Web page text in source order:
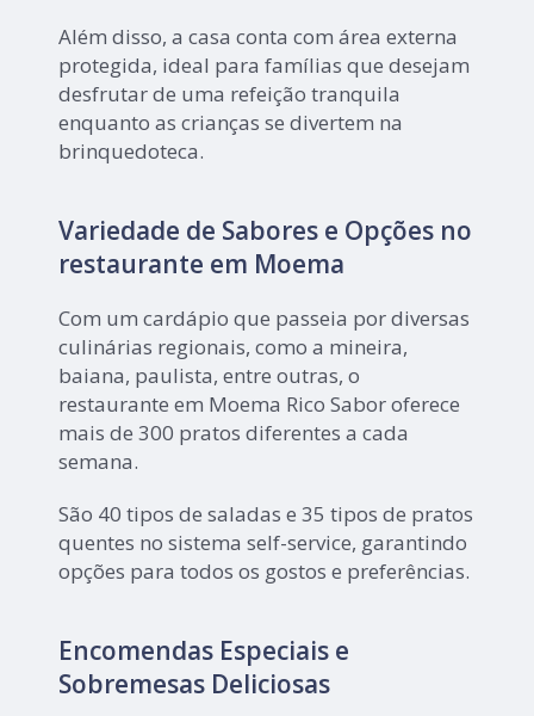
Além disso, a casa conta com área externa
protegida, ideal para famílias que desejam
desfrutar de uma refeição tranquila
enquanto as crianças se divertem na
brinquedoteca.
Variedade de Sabores e Opções no
restaurante em Moema
Com um cardápio que passeia por diversas
culinárias regionais, como a mineira,
baiana, paulista, entre outras, o
restaurante em Moema Rico Sabor oferece
mais de 300 pratos diferentes a cada
semana.
São 40 tipos de saladas e 35 tipos de pratos
quentes no sistema self-service, garantindo
opções para todos os gostos e preferências.
Encomendas Especiais e
Sobremesas Deliciosas